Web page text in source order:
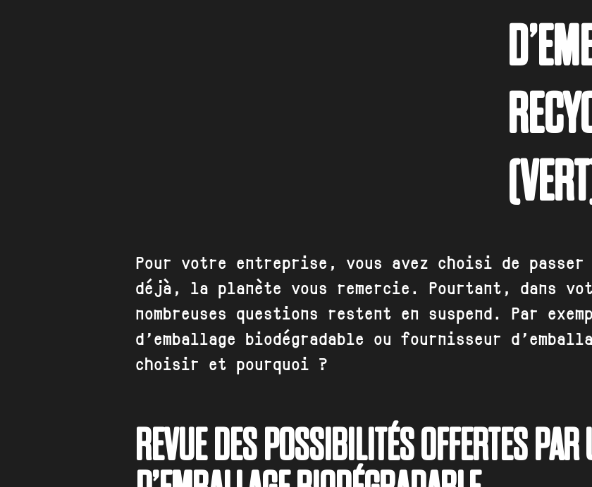
Pour votre entreprise, vous avez choisi de
déjà, la planète vous remercie. Pourtant, dans
nombreuses questions restent en suspend. Par
d’emballage biodégradable ou fournisseur
choisir et pourquoi ?
REVUE DES POSSIBILITÉS OFFERTES